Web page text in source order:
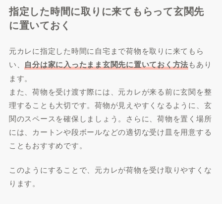
指定した時間に取りに来てもらって玄関先
に置いておく
元カレに指定した時間に自宅まで荷物を取りに来てもら
い、 自分は家に入ったまま玄関先に置いておく方法もあり
ます。
また、荷物を受け渡す際には、元カレが来る前に玄関を整
理することも大切です。荷物が見えやすくなるように、玄
関のスペースを確保しましょう。さらに、荷物を置く場所
には、カートンや段ボールなどの適切な受け皿を用意する
こともおすすめです。
このようにすることで、元カレが荷物を受け取りやすくな
ります。